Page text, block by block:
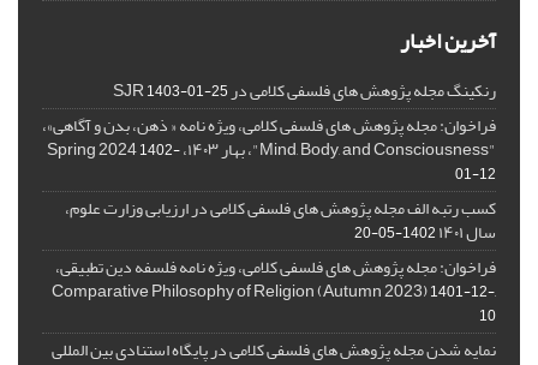
آخرین اخبار
رنکینگ مجله پژوهش های فلسفی کلامی در SJR1403-01-25
فراخوان: مجله پژوهش های فلسفی کلامی، ویژه نامه « ذهن، بدن و آگاهی»،
"Mind, Body, and Consciousness"، بهار ۱۴۰۳، Spring 2024
1402-
01-12
کسب رتبه الف مجله پژوهش های فلسفی کلامی در ارزیابی وزارت علوم،
سال ۱۴۰۱ 1402-05-20
فراخوان: مجله پژوهش های فلسفی کلامی، ویژه نامه فلسفه دین تطبیقی،
,Comparative Philosophy of Religion (Autumn 2023)
1401-12-
10
نمایه شدن مجله پژوهش های فلسفی کلامی در پایگاه استنادی بین المللی